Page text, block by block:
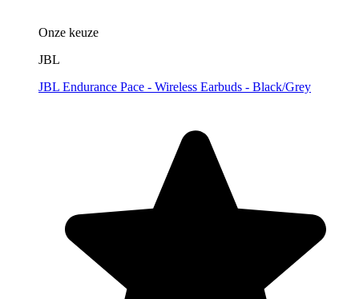
Onze keuze
JBL
JBL Endurance Pace - Wireless Earbuds - Black/Grey